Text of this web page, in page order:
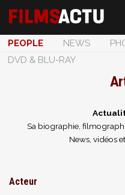
PEOPLE NEWS
DVD & BLU-RAY
Sa biographie,
News, vidéos
Acteur